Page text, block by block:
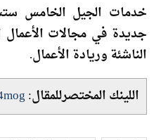
خدمات الجيل الخامس
جديدة في مجالات الأعمال
الناشئة وريادة الأعمال.
اللينك المختصرللمقال: